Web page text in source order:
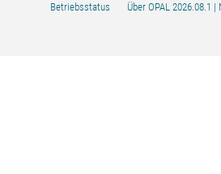
Betriebsstatus
Über OPAL 2026.08.1 |